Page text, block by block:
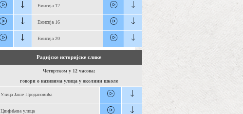
Емисија 12
Емисија 16
Емисија 20
Радијске историјске слике
Четвртком у 12 часова;
говори о називима улица у околини школе
Улица Јаше Продановића
Цвијићева улица